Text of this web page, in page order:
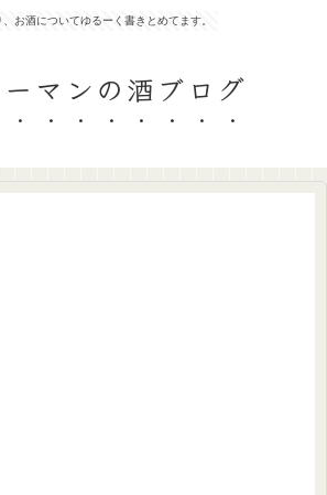
お酒についてゆるーく書きとめてます。
マンの酒ブログ